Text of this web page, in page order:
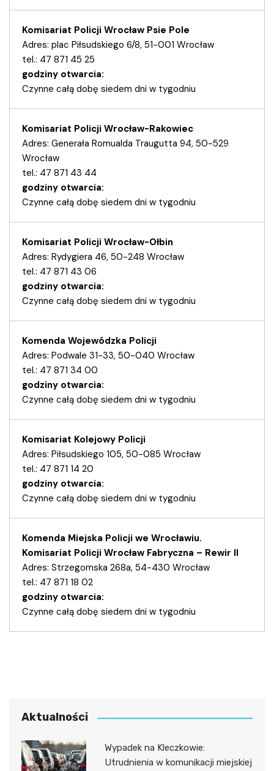
Komisariat Policji Wrocław Psie Pole
Adres: plac Piłsudskiego 6/8, 51-001 Wrocław
tel.: 47 871 45 25
godziny otwarcia:
Czynne całą dobę siedem dni w tygodniu
Komisariat Policji Wrocław-Rakowiec
Adres: Generała Romualda Traugutta 94, 50-529
Wrocław
tel.: 47 871 43 44
godziny otwarcia:
Czynne całą dobę siedem dni w tygodniu
Komisariat Policji Wrocław-Ołbin
Adres: Rydygiera 46, 50-248 Wrocław
tel.: 47 871 43 06
godziny otwarcia:
Czynne całą dobę siedem dni w tygodniu
Komenda Wojewódzka Policji
Adres: Podwale 31-33, 50-040 Wrocław
tel.: 47 871 34 00
godziny otwarcia:
Czynne całą dobę siedem dni w tygodniu
Komisariat Kolejowy Policji
Adres: Piłsudskiego 105, 50-085 Wrocław
tel.: 47 871 14 20
godziny otwarcia:
Czynne całą dobę siedem dni w tygodniu
Komenda Miejska Policji we Wrocławiu.
Komisariat Policji Wrocław Fabryczna – Rewir II
Adres: Strzegomska 268a, 54-430 Wrocław
tel.: 47 871 18 02
godziny otwarcia:
Czynne całą dobę siedem dni w tygodniu
Aktualności
Wypadek na Kleczkowie:
Utrudnienia w komunikacji miejskiej